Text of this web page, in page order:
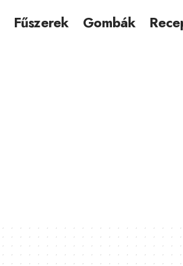
Fűszerek Gombák